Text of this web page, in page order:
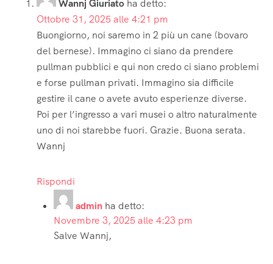
Wannj Giuriato ha detto:
Ottobre 31, 2025 alle 4:21 pm
Buongiorno, noi saremo in 2 più un cane (bovaro
del bernese). Immagino ci siano da prendere
pullman pubblici e qui non credo ci siano problemi
e forse pullman privati. Immagino sia difficile
gestire il cane o avete avuto esperienze diverse.
Poi per l’ingresso a vari musei o altro naturalmente
uno di noi starebbe fuori. Grazie. Buona serata.
Wannj
Rispondi
admin ha detto:
Novembre 3, 2025 alle 4:23 pm
Salve Wannj,